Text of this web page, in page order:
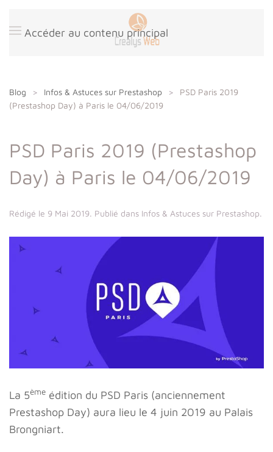
Accéder au contenu principal
Blog Infos & Astuces sur Prestashop
PSD Paris 2019
(Prestashop Day) à Paris le 04/06/2019
PSD Paris 2019 (Prestashop
Day) à Paris le 04/06/2019
Rédigé le 9 Mai 2019. Publié dans Infos & Astuces sur Prestashop.
La 5ème édition du PSD Paris (anciennement
Prestashop Day) aura lieu le 4 juin 2019 au Palais
Brongniart.